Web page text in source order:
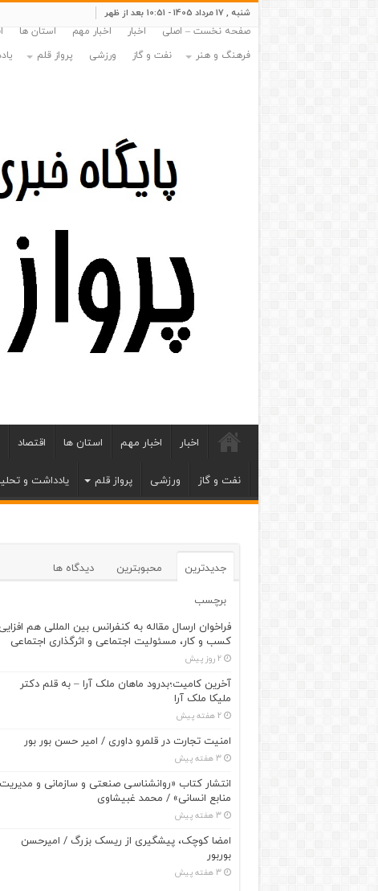
شنبه , 17 مرداد 1405 - 10:51 بعد از ظهر
صفحه نخست – اصلی
اخبار اخبار مهم استان ها
فرهنگ و هنر
نفت و گاز ورزشی پرواز قلم
اخبار اخبار مهم استان ها اقتصاد
نفت و گاز ورزشی پرواز قلم یادداشت و
جدیدترین محبوبترین دیدگاه ها
برچسب
فراخوان ارسال مقاله به کنفرانس بین المللی هم
کسب و کار، مسئولیت اجتماعی و اثرگذاری اجتماعی
2 روز پیش
آخرین کامیت؛بدرود ماهان ملک آرا – به قلم دکتر
ملیکا ملک آرا
2 هفته پیش
امنیت تجارت در قلمرو داوری / امیر حسن بور بور
3 هفته پیش
انتشار کتاب «روانشناسی صنعتی و سازمانی و مدیریت
منابع انسانی» / محمد غبیشاوی
3 هفته پیش
امضا کوچک، پیشگیری از ریسک بزرگ / امیرحسن
بوربور
3 هفته پیش